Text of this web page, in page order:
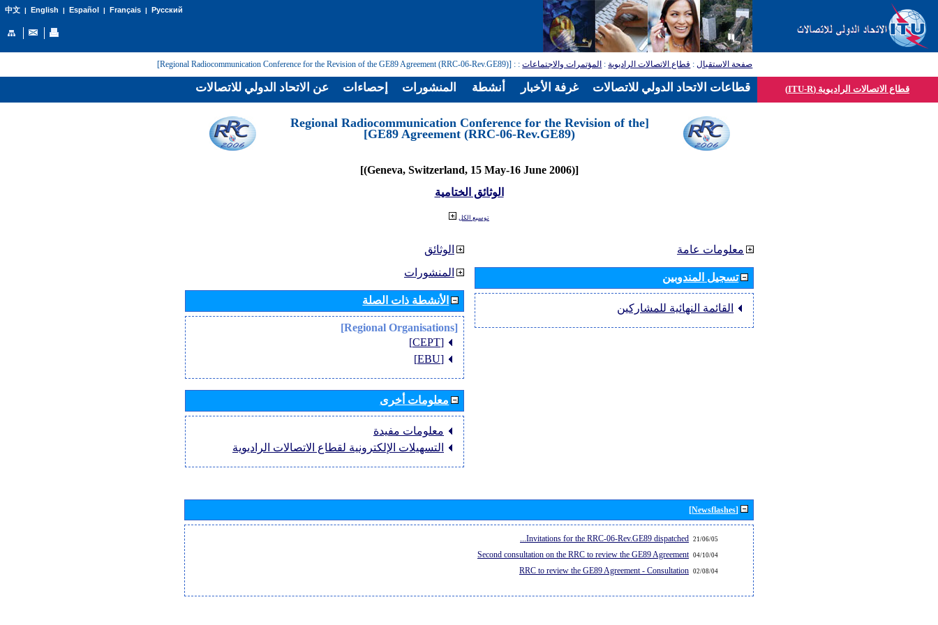
中文| English | Español | Français| Русский
صفحة الاستقبال: قطاع الاتصالات الراديوية: المؤتمرات والاجتماعات:
: [Regional Radiocommunication Conference for the Revision of the GE89 Agreement (RRC-06-Rev.GE89)]
قطاع الاتصالات الراديوية (ITU-R)
[Regional Radiocommunication Conference for the Revision of the
GE89 Agreement (RRC-06-Rev.GE89)]
[(Geneva, Switzerland, 15 May-16 June 2006)]
الوثائق الختامية
توسيع الكل
الوثائق
المنشورات
الأنشطة ذات الصلة
[Regional Organisations]
[CEPT]
[EBU]
معلومات أخرى
معلومات مفيدة
التسهيلات الإلكترونية لقطاع الاتصالات الراديوية
معلومات عامة
تسجيل المندوبين
القائمة النهائية للمشاركين
[Newsflashes]
21/06/05
Invitations for the RRC-06-Rev.GE89 dispatched...
04/10/04
Second consultation on the RRC to review the GE89 Agreement
02/08/04
RRC to review the GE89 Agreement - Consultation
عن الاتحاد الدولي للاتصالات إحصاءات المنشورات أنشطة غرفة الأخبار قطاعات الاتحاد الدولي للاتصالات